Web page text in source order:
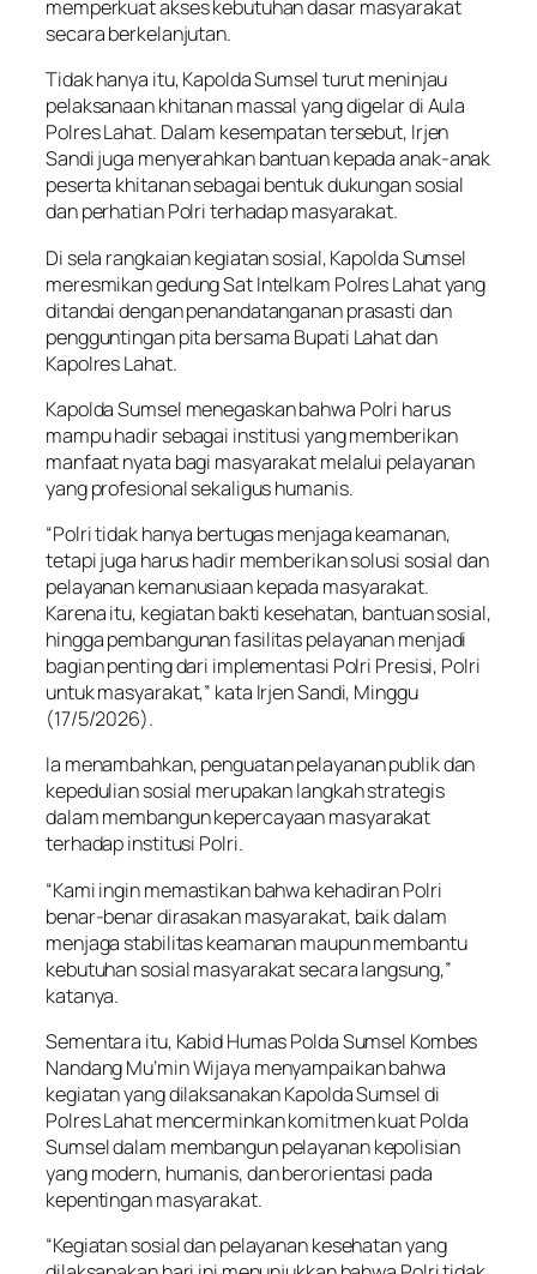
memperkuat akses kebutuhan dasar masyarakat
secara berkelanjutan.
Tidak hanya itu, Kapolda Sumsel turut meninjau
pelaksanaan khitanan massal yang digelar di Aula
Polres Lahat. Dalam kesempatan tersebut, Irjen
Sandi juga menyerahkan bantuan kepada anak-anak
peserta khitanan sebagai bentuk dukungan sosial
dan perhatian Polri terhadap masyarakat.
Di sela rangkaian kegiatan sosial, Kapolda Sumsel
meresmikan gedung Sat Intelkam Polres Lahat yang
ditandai dengan penandatanganan prasasti dan
pengguntingan pita bersama Bupati Lahat dan
Kapolres Lahat.
Kapolda Sumsel menegaskan bahwa Polri harus
mampu hadir sebagai institusi yang memberikan
manfaat nyata bagi masyarakat melalui pelayanan
yang profesional sekaligus humanis.
“Polri tidak hanya bertugas menjaga keamanan,
tetapi juga harus hadir memberikan solusi sosial dan
pelayanan kemanusiaan kepada masyarakat.
Karena itu, kegiatan bakti kesehatan, bantuan sosial,
hingga pembangunan fasilitas pelayanan menjadi
bagian penting dari implementasi Polri Presisi, Polri
untuk masyarakat,” kata Irjen Sandi, Minggu
(17/5/2026).
Ia menambahkan, penguatan pelayanan publik dan
kepedulian sosial merupakan langkah strategis
dalam membangun kepercayaan masyarakat
terhadap institusi Polri.
“Kami ingin memastikan bahwa kehadiran Polri
benar-benar dirasakan masyarakat, baik dalam
menjaga stabilitas keamanan maupun membantu
kebutuhan sosial masyarakat secara langsung,”
katanya.
Sementara itu, Kabid Humas Polda Sumsel Kombes
Nandang Mu’min Wijaya menyampaikan bahwa
kegiatan yang dilaksanakan Kapolda Sumsel di
Polres Lahat mencerminkan komitmen kuat Polda
Sumsel dalam membangun pelayanan kepolisian
yang modern, humanis, dan berorientasi pada
kepentingan masyarakat.
“Kegiatan sosial dan pelayanan kesehatan yang